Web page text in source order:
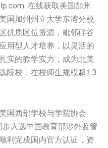
在线获取美国加州
国加州州立大学东湾分校
优质区位资源，毗邻硅谷
用型人才培养，以灵活的
实的教学实力，成为北美
院校，在校师生规模超1.3
国西部学校与学院协会
步入选中国教育部涉外监管
利完成国内官方认证，资